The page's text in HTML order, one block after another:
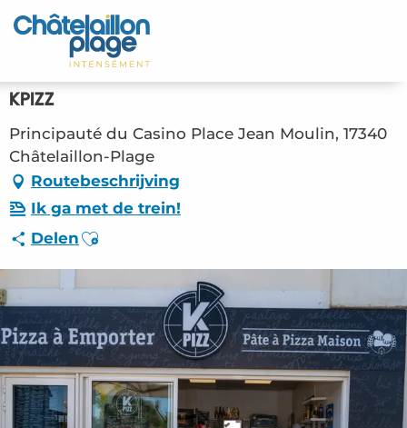
Aller
au
principal
Home – NL
Ontdek
Activiteiten
Leven
Afspraken
Uw verblijf - NL
RES – KPIZZ (Châtelaillon-Plage) #3484513
KPIZZ
Principauté du Casino Place Jean Moulin, 17340
Châtelaillon-Plage
Routebeschrijving
Ik ga met de trein!
Delen Ajouter aux favoris